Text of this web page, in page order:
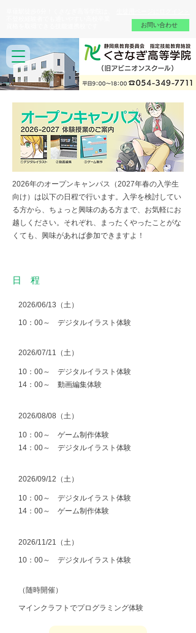
お問い合わせ
2026年のオープンキャンパス（2027年春の入学生
向け）は以下の日程で行います。入学を検討してい
る方から、ちょっと興味のある方まで、お気軽にお
越しください。それぞれ、まったくやったことがな
くても、興味があれば参加できますよ！
日 程
2026/06/13（土）
10：00～ デジタルイラスト体験
2026/07/11（土）
10：00～ デジタルイラスト体験
14：00～ 動画編集体験
2026/08/08（土）
10：00～ ゲーム制作体験
14：00～ デジタルイラスト体験
2026/09/12（土）
10：00～ デジタルイラスト体験
14：00～ ゲーム制作体験
2026/11/21（土）
10：00～ デジタルイラスト体験
（随時開催）
マインクラフトでプログラミング体験